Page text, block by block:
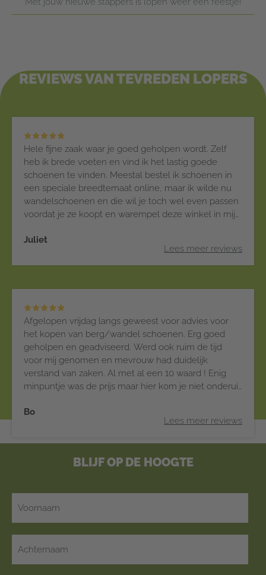
REVIEWS VAN TEVREDEN LOPERS
Hele fijne zaak waar je goed geholpen wordt. Zelf
heb ik brede voeten en vind ik het lastig goede
schoenen te vinden. Meestal bestel ik schoenen in
een speciale breedtemaat online, maar ik wilde nu
wandelschoenen en die wil je toch wel even passen
voordat je ze koopt en warempel deze winkel in mijn
breedtematen te verkopen. Heel erg fijn, ik ben dik
Juliet
Lees meer reviews
Afgelopen vrijdag langs geweest voor advies voor
het kopen van berg/wandel schoenen. Erg goed
geholpen en geadviseerd. Werd ook ruim de tijd
voor mij genomen en mevrouw had duidelijk
verstand van zaken. Al met al een 10 waard ! Enig
minpuntje was de prijs maar hier kom je niet onderuit
Bo
Lees meer reviews
BLIJF OP DE HOOGTE